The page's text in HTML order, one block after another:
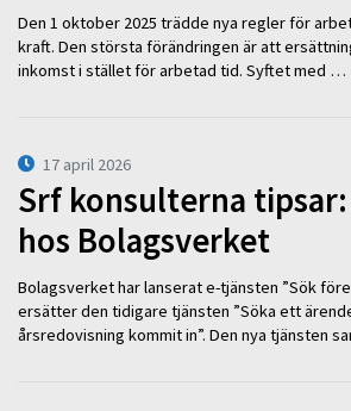
Den 1 oktober 2025 trädde nya regler för
kraft. Den största förändringen är att
inkomst i stället för arbetad tid. Syftet med …
17 april 2026
Srf konsulterna
hos Bolagsverket
Bolagsverket har lanserat e-tjänsten ”Sök
ersätter den tidigare tjänsten ”Söka ett
årsredovisning kommit in”. Den nya tjänsten